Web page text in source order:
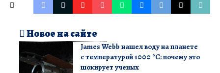
Новое на сайте
James Webb нашел воду на планете
с температурой 1000 °C: почему это
шокирует ученых